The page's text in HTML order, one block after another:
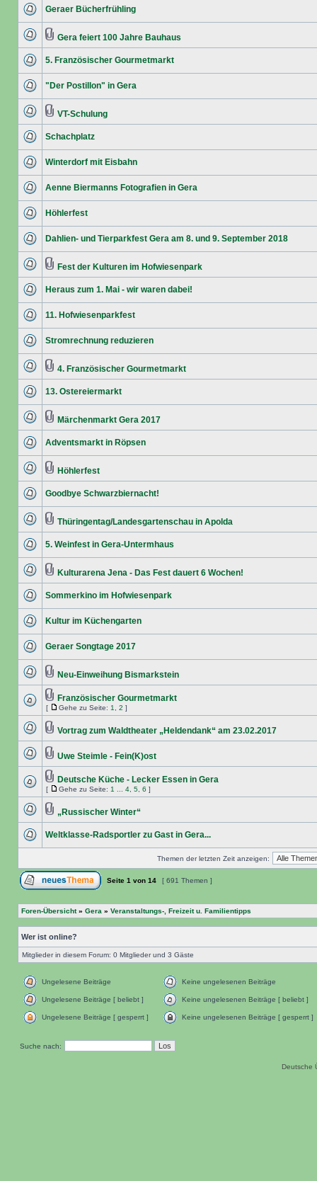
Geraer Bücherfrühling
Gera feiert 100 Jahre Bauhaus
5. Französischer Gourmetmarkt
"Der Postillon" in Gera
VT-Schulung
Schachplatz
Winterdorf mit Eisbahn
Aenne Biermanns Fotografien in Gera
Höhlerfest
Dahlien- und Tierparkfest Gera am 8. und 9. September 2018
Fest der Kulturen im Hofwiesenpark
Heraus zum 1. Mai - wir waren dabei!
11. Hofwiesenparkfest
Stromrechnung reduzieren
4. Französischer Gourmetmarkt
13. Ostereiermarkt
Märchenmarkt Gera 2017
Adventsmarkt in Röpsen
Höhlerfest
Goodbye Schwarzbiernacht!
Thüringentag/Landesgartenschau in Apolda
5. Weinfest in Gera-Untermhaus
Kulturarena Jena - Das Fest dauert 6 Wochen!
Sommerkino im Hofwiesenpark
Kultur im Küchengarten
Geraer Songtage 2017
Neu-Einweihung Bismarkstein
Französischer Gourmetmarkt
[ Gehe zu Seite: 1 2 ]
Vortrag zum Waldtheater „Heldendank“ am 23.02.2017
Uwe Steimle - Fein(K)ost
Deutsche Küche - Lecker Essen in Gera
[ Gehe zu Seite: 1 4 5 6 ]
„Russischer Winter“
Weltklasse-Radsportler zu Gast in Gera...
Themen der letzten Zeit anzeigen:
Seite 1 von 14 [ 691 Themen ]
Foren-Übersicht» Gera » Veranstaltungs-, Freizeit u. Familientipps
Wer ist online?
Mitglieder in diesem Forum: 0 Mitglieder und 3 Gäste
Ungelesene Beiträge Keine ungelesenen Beiträge
Ungelesene Beiträge [ beliebt ] Keine ungelesenen Beiträge [ beliebt ]
Ungelesene Beiträge [ gesperrt ] Keine ungelesenen Beiträge [ gesperrt ]
Suche nach:
Deutsche